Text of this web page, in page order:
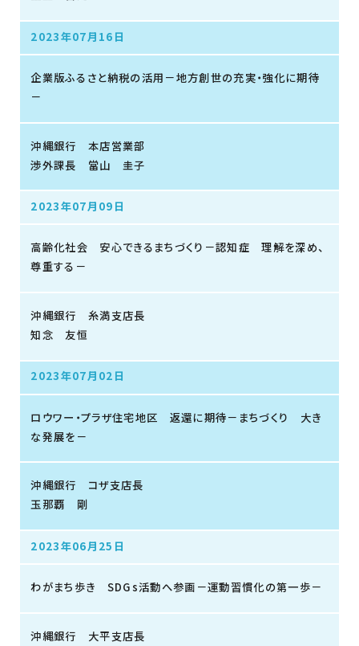
2023年07月16日
企業版ふるさと納税の活用－地方創世の充実・強化に期待
－
沖縄銀行 本店営業部
渉外課長 當山 圭子
2023年07月09日
高齢化社会 安心できるまちづくり－認知症 理解を深め、
尊重する－
沖縄銀行 糸満支店長
知念 友恒
2023年07月02日
ロウワー・プラザ住宅地区 返還に期待－まちづくり 大き
な発展を－
沖縄銀行 コザ支店長
玉那覇 剛
2023年06月25日
わがまち歩き SDGs活動へ参画－運動習慣化の第一歩－
沖縄銀行 大平支店長